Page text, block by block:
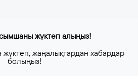
жүктеп алыңыз!
жаңалықтардан хабардар
болыңыз!